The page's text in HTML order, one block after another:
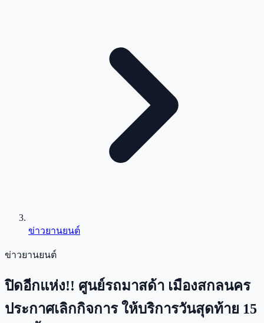
ข่าวยานยนต์
ข่าวยานยนต์
ปิดอีกแห่ง!! ศูนย์รถมาสด้า เมืองสกลนคร
ประกาศเลิกกิจการ ให้บริการวันสุดท้าย 15